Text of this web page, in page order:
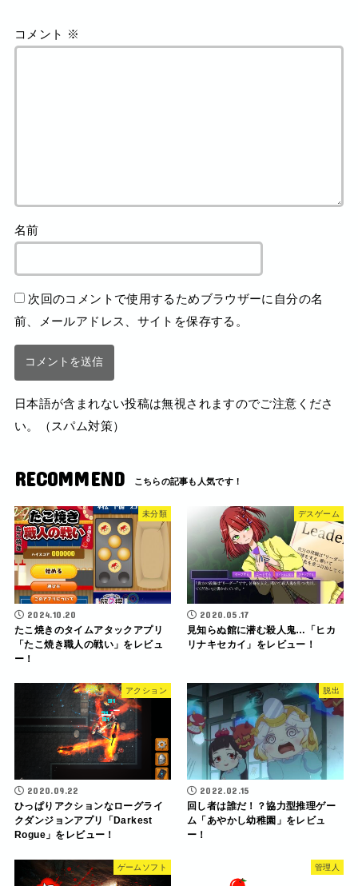
コメント ※
名前
次回のコメントで使用するためブラウザーに自分の名
前、メールアドレス、サイトを保存する。
日本語が含まれない投稿は無視されますのでご注意くださ
い。（スパム対策）
RECOMMEND
未分類
2024.10.20
たこ焼きのタイムアタックアプリ
「たこ焼き職人の戦い」をレビュ
ー！
デスゲーム
2020.05.17
見知らぬ館に潜む殺人鬼…「ヒカ
リナキセカイ」をレビュー！
アクション
2020.09.22
ひっぱりアクションなローグライ
クダンジョンアプリ「Darkest
Rogue」をレビュー！
脱出
2022.02.15
回し者は誰だ！？協力型推理ゲー
ム「あやかし幼稚園」をレビュ
ー！
ゲームソフト 管理人